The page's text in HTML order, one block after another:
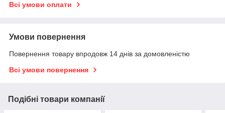
Всі умови оплати
Умови повернення
Повернення товару впродовж 14 днів за домовленістю
Всі умови повернення
Подібні товари компанії